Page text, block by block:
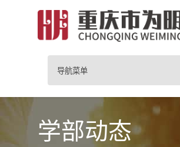
导航菜单
学部动态